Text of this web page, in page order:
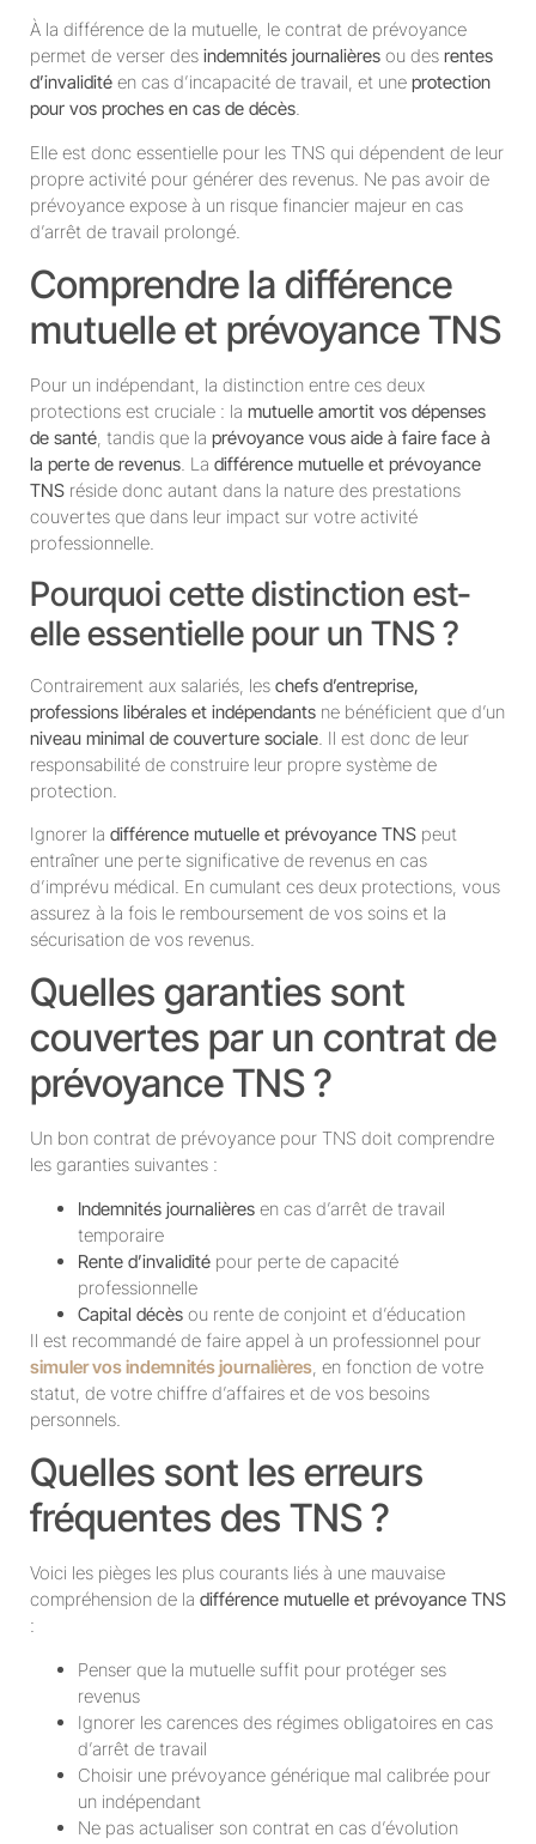
À la différence de la mutuelle, le contrat de prévoyance
permet de verser des indemnités journalières ou des rentes
d’invalidité en cas d’incapacité de travail, et une protection
pour vos proches en cas de décès.
Elle est donc essentielle pour les TNS qui dépendent de leur
propre activité pour générer des revenus. Ne pas avoir de
prévoyance expose à un risque financier majeur en cas
d’arrêt de travail prolongé.
Comprendre la différence
mutuelle et prévoyance TNS
Pour un indépendant, la distinction entre ces deux
protections est cruciale : la mutuelle amortit vos dépenses
de santé, tandis que la prévoyance vous aide à faire face à
la perte de revenus. La différence mutuelle et prévoyance
TNS réside donc autant dans la nature des prestations
couvertes que dans leur impact sur votre activité
professionnelle.
Pourquoi cette distinction est-
elle essentielle pour un TNS ?
Contrairement aux salariés, les chefs d’entreprise,
professions libérales et indépendants ne bénéficient que d’un
niveau minimal de couverture sociale . Il est donc de leur
responsabilité de construire leur propre système de
protection.
Ignorer la différence mutuelle et prévoyance TNS peut
entraîner une perte significative de revenus en cas
d’imprévu médical. En cumulant ces deux protections, vous
assurez à la fois le remboursement de vos soins et la
sécurisation de vos revenus.
Quelles garanties sont
couvertes par un contrat de
prévoyance TNS ?
Un bon contrat de prévoyance pour TNS doit comprendre
les garanties suivantes :
Indemnités journalières en cas d’arrêt de travail
temporaire
Rente d’invalidité pour perte de capacité
professionnelle
Capital décès ou rente de conjoint et d’éducation
Il est recommandé de faire appel à un professionnel pour
simuler vos indemnités journalières , en fonction de votre
statut, de votre chiffre d’affaires et de vos besoins
personnels.
Quelles sont les erreurs
fréquentes des TNS ?
Voici les pièges les plus courants liés à une mauvaise
compréhension de la différence mutuelle et prévoyance TNS
:
Penser que la mutuelle suffit pour protéger ses
revenus
Ignorer les carences des régimes obligatoires en cas
d’arrêt de travail
Choisir une prévoyance générique mal calibrée pour
un indépendant
Ne pas actualiser son contrat en cas d’évolution